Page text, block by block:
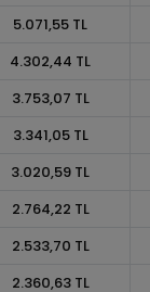
5.071,55 TL
4.302,44 TL
3.753,07 TL
3.341,05 TL
3.020,59 TL
2.764,22 TL
2.533,70 TL
2.360,63 TL